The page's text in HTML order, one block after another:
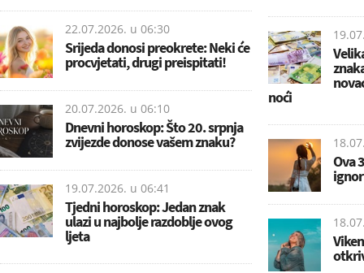
22.07.2026. u 06:30
Srijeda donosi preokrete: Neki će
procvjetati, drugi preispitati!
20.07.2026. u 06:10
Dnevni horoskop: Što 20. srpnja
zvijezde donose vašem znaku?
19.07.2026. u 06:41
Tjedni horoskop: Jedan znak
ulazi u najbolje razdoblje ovog
ljeta
noći
Ova